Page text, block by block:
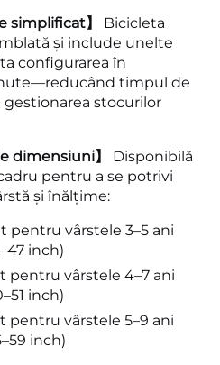
simplificat】 Bicicleta
și include unelte
configurarea în
timpul de
stocurilor
dimensiuni】 Disponibilă
pentru a se potrivi
și înălțime:
pentru vârstele 3–5 ani
inch)
pentru vârstele 4–7 ani
inch)
pentru vârstele 5–9 ani
inch)